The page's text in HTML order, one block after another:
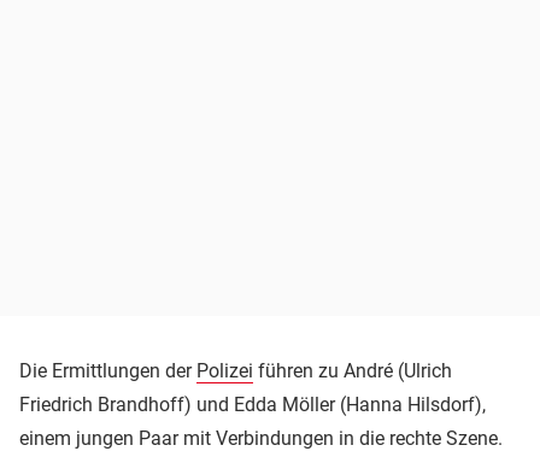
Die Ermittlungen der Polizei führen zu André (Ulrich
Friedrich Brandhoff) und Edda Möller (Hanna Hilsdorf),
einem jungen Paar mit Verbindungen in die rechte Szene.